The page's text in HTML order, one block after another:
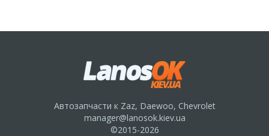
Автозапчасти к Zaz, Daewoo, Chevrolet
manager@lanosok.kiev.ua
©2015-2026